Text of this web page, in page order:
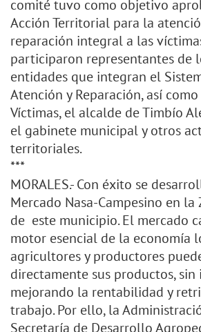
comité tuvo como objetivo
Acción Territorial para la
reparación integral a las
participaron representantes de
entidades que integran el
Atención y Reparación, así
Víctimas, el alcalde de Timbío
el gabinete municipal y otros
territoriales.
***
MORALES.- Con éxito se
Mercado Nasa-Campesino en la
de este municipio. El mercado
motor esencial de la economía
agricultores y productores
directamente sus productos,
mejorando la rentabilidad y
trabajo. Por ello, la
Secretaría de Desarrollo